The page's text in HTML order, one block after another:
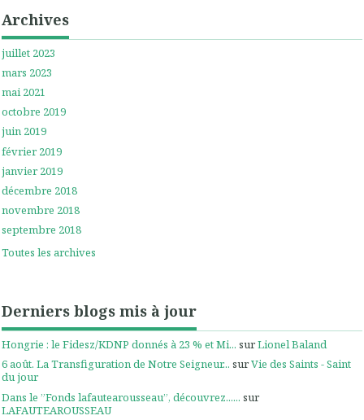
Archives
juillet 2023
mars 2023
mai 2021
octobre 2019
juin 2019
février 2019
janvier 2019
décembre 2018
novembre 2018
septembre 2018
Toutes les archives
Derniers blogs mis à jour
Hongrie : le Fidesz/KDNP donnés à 23 % et Mi... surLionel Baland
6 août. La Transfiguration de Notre Seigneur... surVie des Saints - Saint
du jour
Dans le ”Fonds lafautearousseau”, découvrez...... sur
LAFAUTEAROUSSEAU